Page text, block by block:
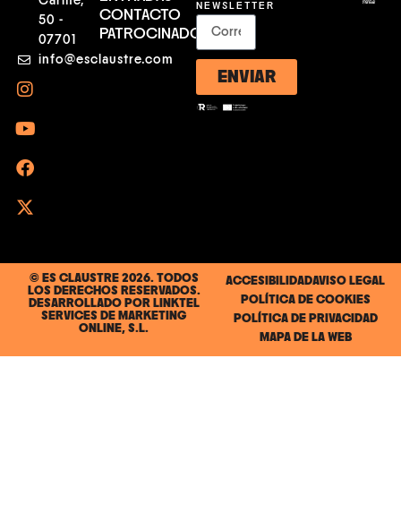
50 -
07701
info@esclaustre.com
CONTACTO
PATROCINADORES
NEWSLETTER
ENVIAR
© ES CLAUSTRE 2026. TODOS
LOS DERECHOS RESERVADOS.
DESARROLLADO POR LINKTEL
SERVICES DE MARKETING
ONLINE, S.L.
ACCESIBILIDADAVISO LEGAL
POLÍTICA DE COOKIES
POLÍTICA DE PRIVACIDAD
MAPA DE LA WEB